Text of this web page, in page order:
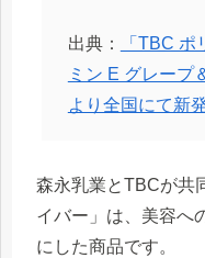
出典：
「TBC
ミン E グレープ
より全国にて新
森永乳業とTBCが共
イバー」は、美容へ
にした商品です。